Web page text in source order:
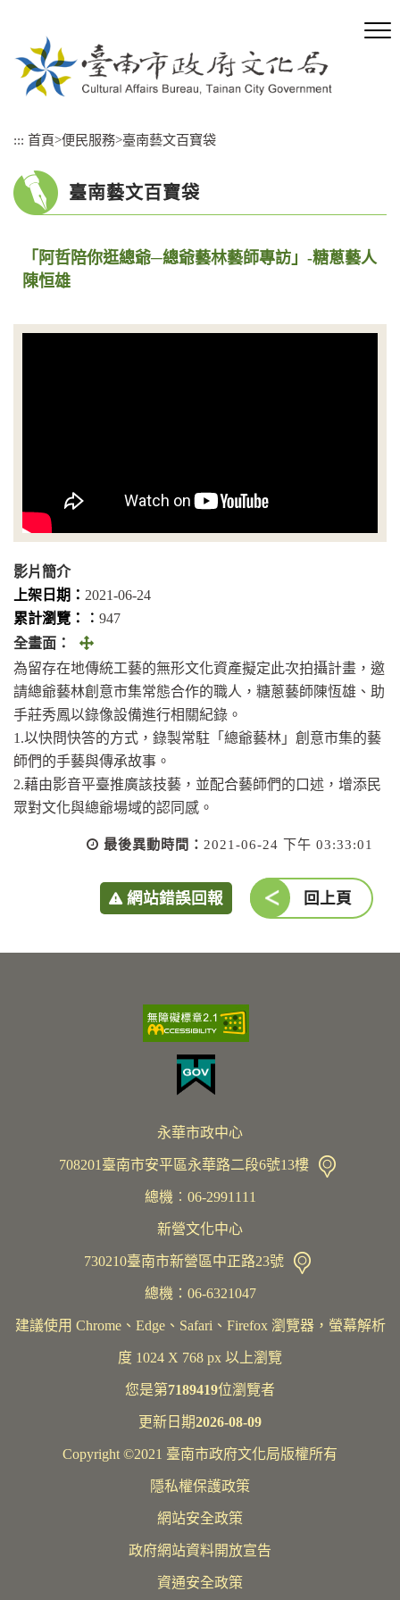
::: 首頁>便民服務>臺南藝文百寶袋
臺南藝文百寶袋
「阿哲陪你逛總爺─總爺藝林藝師專訪」-糖蔥藝人
陳恒雄
影片簡介
上架日期： 2021-06-24
累計瀏覽：︰ 947
全畫面：
全
畫
面
(另
開
視
窗)
為留存在地傳統工藝的無形文化資產擬定此次拍攝計畫，邀
請總爺藝林創意市集常態合作的職人，糖蔥藝師陳恆雄、助
手莊秀鳳以錄像設備進行相關紀錄。
1.以快問快答的方式，錄製常駐「總爺藝林」創意市集的藝
師們的手藝與傳承故事。
2.藉由影音平臺推廣該技藝，並配合藝師們的口述，增添民
眾對文化與總爺場域的認同感。
最後異動時間： 2021-06-24 下午 03:33:01
網站錯誤回報 回上頁
永華市政中心
708201臺南市安平區永華路二段6號13樓
總機︰06-2991111
新營文化中心
730210臺南市新營區中正路23號
總機：06-6321047
建議使用 Chrome、Edge、Safari、Firefox 瀏覽器，螢幕解析
度 1024 X 768 px 以上瀏覽
您是第7189419位瀏覽者
更新日期2026-08-09
Copyright ©2021 臺南市政府文化局版權所有
隱私權保護政策
網站安全政策
政府網站資料開放宣告
資通安全政策